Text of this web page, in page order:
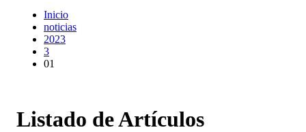
Inicio
noticias
2023
3
01
Listado de Artículos